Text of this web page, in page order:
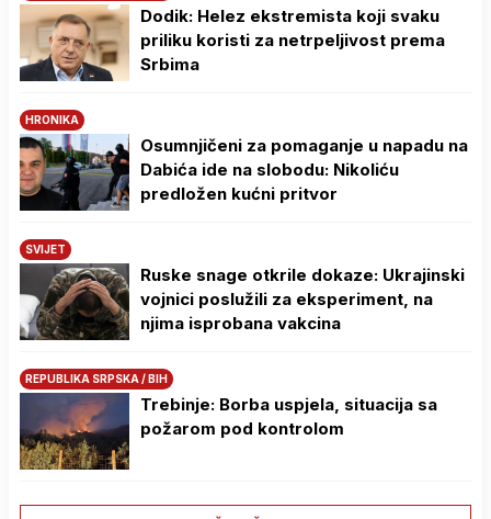
Dodik: Helez ekstremista koji svaku
priliku koristi za netrpeljivost prema
Srbima
HRONIKA
Osumnjičeni za pomaganje u napadu na
Dabića ide na slobodu: Nikoliću
predložen kućni pritvor
SVIJET
Ruske snage otkrile dokaze: Ukrajinski
vojnici poslužili za eksperiment, na
njima isprobana vakcina
REPUBLIKA SRPSKA / BIH
Trebinje: Borba uspjela, situacija sa
požarom pod kontrolom